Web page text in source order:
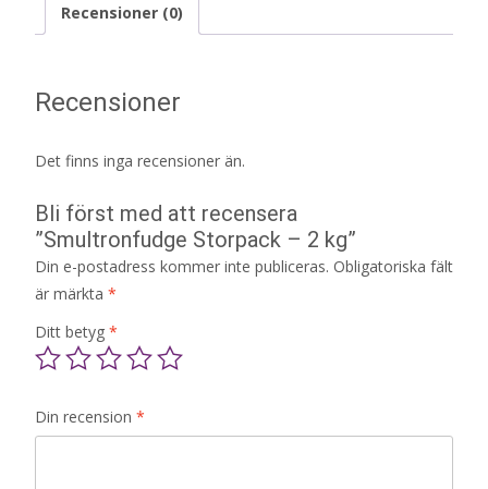
Recensioner (0)
Recensioner
Det finns inga recensioner än.
Bli först med att recensera
”Smultronfudge Storpack – 2 kg”
Din e-postadress kommer inte publiceras. Obligatoriska fält
är märkta *
Ditt betyg *
Din recension *